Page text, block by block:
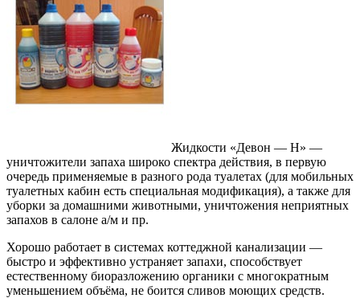
Жидкости «Девон — Н» —
уничтожители запаха широко спектра действия, в первую
очередь применяемые в разного рода туалетах (для мобильных
туалетных кабин есть специальная модификация), а также для
уборки за домашними животными, уничтожения неприятных
запахов в салоне а/м и пр.
Хорошо работает в системах коттеджной канализации —
быстро и эффективно устраняет запахи, способствует
естественному биоразложению органики с многократным
уменьшением объёма, не боится сливов моющих средств.